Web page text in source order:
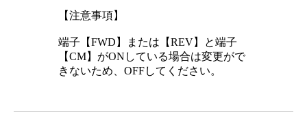
【注意事項】
端子【FWD】または【REV】と端子
【CM】がONしている場合は変更がで
きないため、OFFしてください。